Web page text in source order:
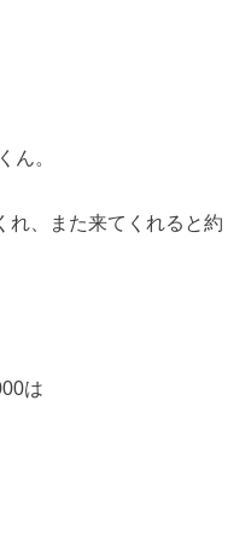
ん。
れ、また来てくれると約
は